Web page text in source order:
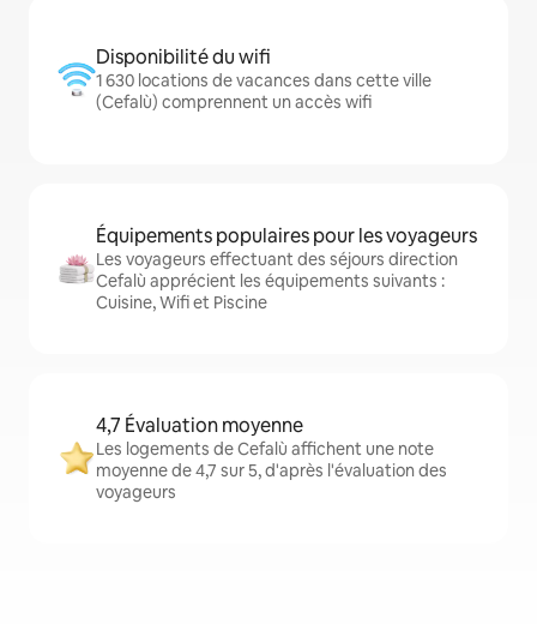
Disponibilité du wifi
1 630 locations de vacances dans cette ville
(Cefalù) comprennent un accès wifi
Équipements populaires pour les voyageurs
Les voyageurs effectuant des séjours direction
Cefalù apprécient les équipements suivants :
Cuisine, Wifi et Piscine
4,7 Évaluation moyenne
Les logements de Cefalù affichent une note
moyenne de 4,7 sur 5, d'après l'évaluation des
voyageurs